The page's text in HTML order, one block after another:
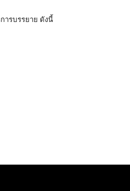
ารบรรยาย ดังนี้